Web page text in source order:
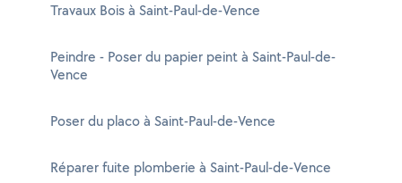
Travaux Bois à Saint-Paul-de-Vence
Peindre - Poser du papier peint à Saint-Paul-de-
Vence
Poser du placo à Saint-Paul-de-Vence
Réparer fuite plomberie à Saint-Paul-de-Vence